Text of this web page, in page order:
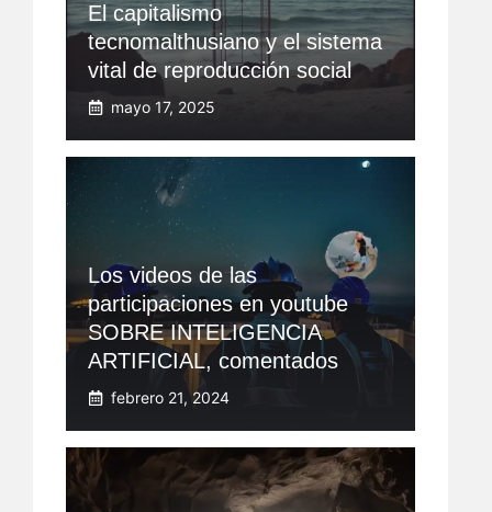
El capitalismo
tecnomalthusiano y el sistema
vital de reproducción social
mayo 17, 2025
Los videos de las
participaciones en youtube
SOBRE INTELIGENCIA
ARTIFICIAL, comentados
febrero 21, 2024